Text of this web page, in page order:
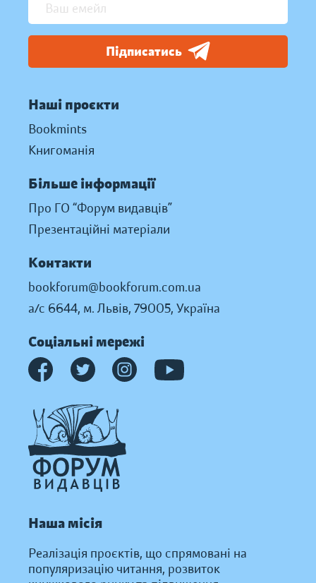
Підписатись
Наші проєкти
Bookmints
Книгоманія
Більше інформації
Про ГО “Форум видавців”
Презентаційні матеріали
Контакти
bookforum@bookforum.com.ua
а/с 6644, м. Львів, 79005, Україна
Соціальні мережі
Наша місія
Реалізація проєктів, що спрямовані на
популяризацію читання, розвиток